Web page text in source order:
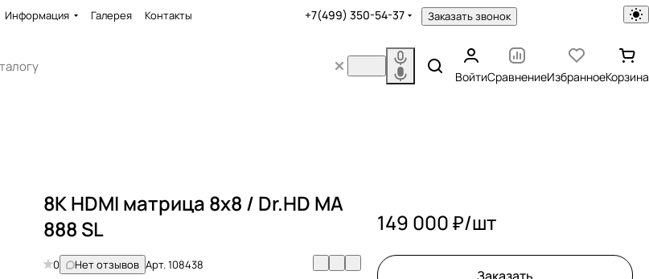
Информация Галерея Контакты +7(499) 350-54-37 Заказать звонок
ВойтиСравнениеИзбранноеКорзина
8K HDMI матрица 8x8 / Dr.HD MA
888 SL
0 Нет отзывов Арт.108438
149 000 ₽/шт